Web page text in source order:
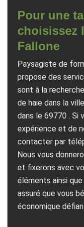
Pour une
choisissez
Fallone
Paysagiste de
propose des
sont à la
de haie dans la
dans le 69770 . Si
expérience et de
contacter par
Nous vous
et fixerons avec
éléments ainsi
assuré que vous
économique